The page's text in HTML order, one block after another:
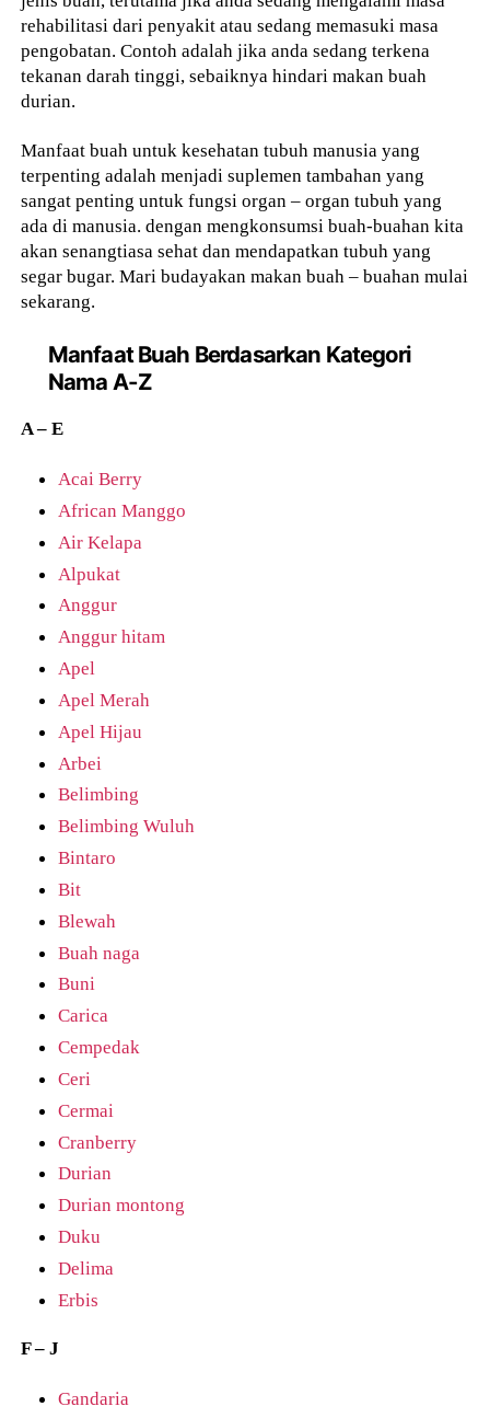
rehabilitasi dari penyakit atau sedang memasuki masa
pengobatan. Contoh adalah jika anda sedang terkena
tekanan darah tinggi, sebaiknya hindari makan buah
durian.
Manfaat buah untuk kesehatan tubuh manusia yang
terpenting adalah menjadi suplemen tambahan yang
sangat penting untuk fungsi organ – organ tubuh yang
ada di manusia. dengan mengkonsumsi buah-buahan kita
akan senangtiasa sehat dan mendapatkan tubuh yang
segar bugar. Mari budayakan makan buah – buahan mulai
sekarang.
Manfaat Buah Berdasarkan Kategori
Nama A-Z
A – E
Acai Berry
African Manggo
Air Kelapa
Alpukat
Anggur
Anggur hitam
Apel
Apel Merah
Apel Hijau
Arbei
Belimbing
Belimbing Wuluh
Bintaro
Bit
Blewah
Buah naga
Buni
Carica
Cempedak
Ceri
Cermai
Cranberry
Durian
Durian montong
Duku
Delima
Erbis
F – J
Gandaria